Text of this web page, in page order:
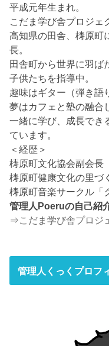
平成元年生まれ。
こだま学び舎プロジェ
高知県の田舎、梼原町
長。
田舎町から世界に羽ば
子供たちを指導中。
趣味はギター（弾き語
夢はカフェと塾の融合
一緒に学び、成長でき
ています。
＜経歴＞
梼原町文化協会副会長
梼原町健康文化の里づ
梼原町音楽サークル「
管理人Poeruの自己紹
⇒こだま学び舎プロジ
管理人くっくプロフ